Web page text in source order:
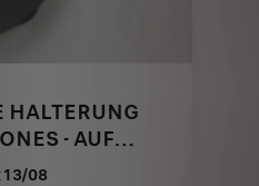
HALTERUNG
- AUF
13/08